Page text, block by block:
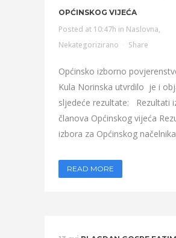
OPĆINSKOG VIJEĆA
Posted at 10:47h in Naslovna,
Nekategorizirano
Share
Općinsko izborno
Kula Norinska utvrdilo je i
sljedeće rezultate: Rezultati
članova Općinskog vijeća
izbora za Općinskog
READ MORE